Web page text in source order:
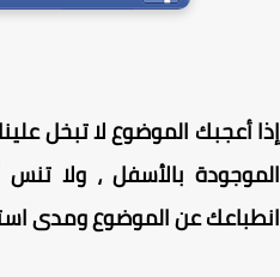
أعجبك الموضوع لا تبخل علينا
بالأسفل ، ولا تنس أن
عن الموضوع ومدى